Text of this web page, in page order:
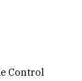
Control